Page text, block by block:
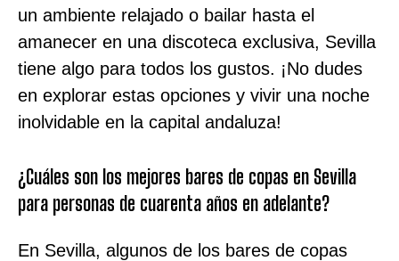
un ambiente relajado o bailar hasta el
amanecer en una discoteca exclusiva, Sevilla
tiene algo para todos los gustos. ¡No dudes
en explorar estas opciones y vivir una noche
inolvidable en la capital andaluza!
¿Cuáles son los mejores bares de copas en Sevilla
para personas de cuarenta años en adelante?
En Sevilla, algunos de los bares de copas